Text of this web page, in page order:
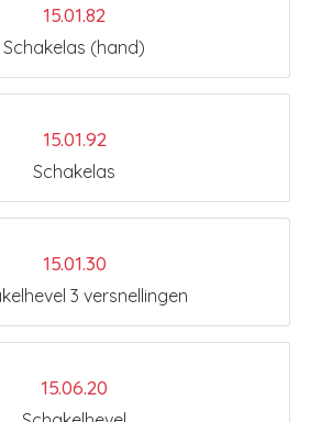
15.01.82
Schakelas (hand)
15.01.92
Schakelas
15.01.30
3 versnellingen
15.06.20